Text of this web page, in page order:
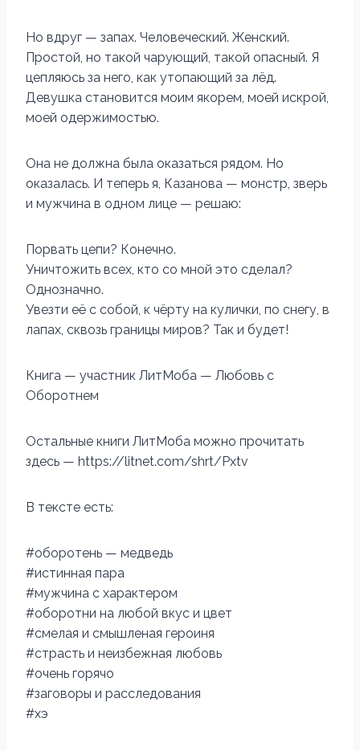
Но вдруг — запах. Человеческий. Женский.
Простой, но такой чарующий, такой опасный. Я
цепляюсь за него, как утопающий за лёд.
Девушка становится моим якорем, моей искрой,
моей одержимостью.
Она не должна была оказаться рядом. Но
оказалась. И теперь я, Казанова — монстр, зверь
и мужчина в одном лице — решаю:
Порвать цепи? Конечно.
Уничтожить всех, кто со мной это сделал?
Однозначно.
Увезти её с собой, к чёрту на кулички, по снегу, в
лапах, сквозь границы миров? Так и будет!
Книга — участник ЛитМоба — Любовь с
Оборотнем
Остальные книги ЛитМоба можно прочитать
здесь — https://litnet.com/shrt/Pxtv
В тексте есть:
#оборотень — медведь
#истинная пара
#мужчина с характером
#оборотни на любой вкус и цвет
#смелая и смышленая героиня
#страсть и неизбежная любовь
#очень горячо
#заговоры и расследования
#хэ